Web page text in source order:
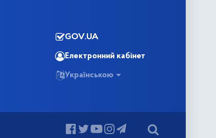
GOV.UA
Електронний кабінет
Українською